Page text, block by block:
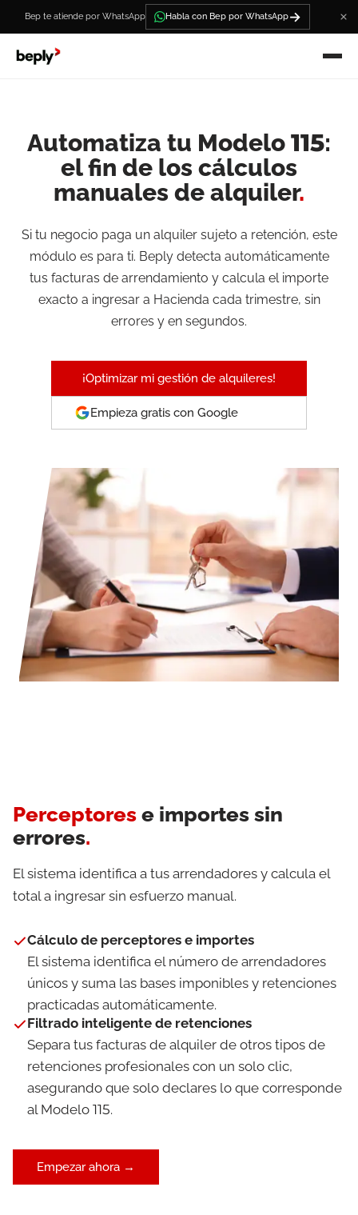
Bep te atiende por WhatsApp Habla con Bep por WhatsApp→
Automatiza tu Modelo 115:
el fin de los cálculos
manuales de alquiler.
Si tu negocio paga un alquiler sujeto a retención, este
módulo es para ti. Beply detecta automáticamente
tus facturas de arrendamiento y calcula el importe
exacto a ingresar a Hacienda cada trimestre, sin
errores y en segundos.
¡Optimizar mi gestión de alquileres!
Empieza gratis con Google
Perceptores e importes sin
errores.
El sistema identifica a tus arrendadores y calcula el
total a ingresar sin esfuerzo manual.
Cálculo de perceptores e importes
El sistema identifica el número de arrendadores
únicos y suma las bases imponibles y retenciones
practicadas automáticamente.
Filtrado inteligente de retenciones
Separa tus facturas de alquiler de otros tipos de
retenciones profesionales con un solo clic,
asegurando que solo declares lo que corresponde
al Modelo 115.
Empezar ahora →